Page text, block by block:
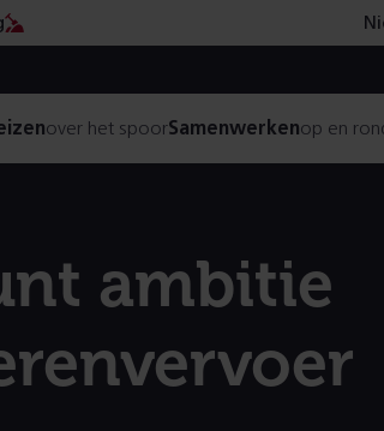
over het spoorSamenwerkenop en
ambitie